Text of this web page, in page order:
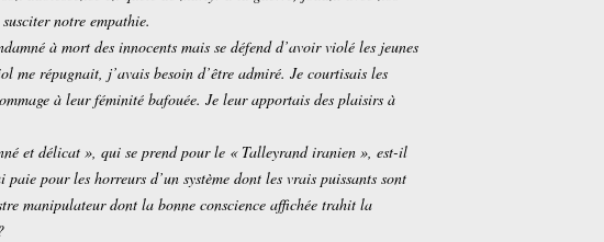
notre empathie.
à mort des innocents mais se défend d’avoir violé les jeunes
me répugnait, j’avais besoin d’être admiré. Je courtisais les
à leur féminité bafouée. Je leur apportais des plaisirs à
et délicat », qui se prend pour le « Talleyrand iranien », est-il
paie pour les horreurs d’un système dont les vrais puissants sont
manipulateur dont la bonne conscience affichée trahit la